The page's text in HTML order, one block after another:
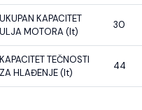
UKUPAN KAPACITET
ULJA MOTORA (lt)
30
KAPACITET TEČNOSTI
ZA HLAĐENJE (lt)
44